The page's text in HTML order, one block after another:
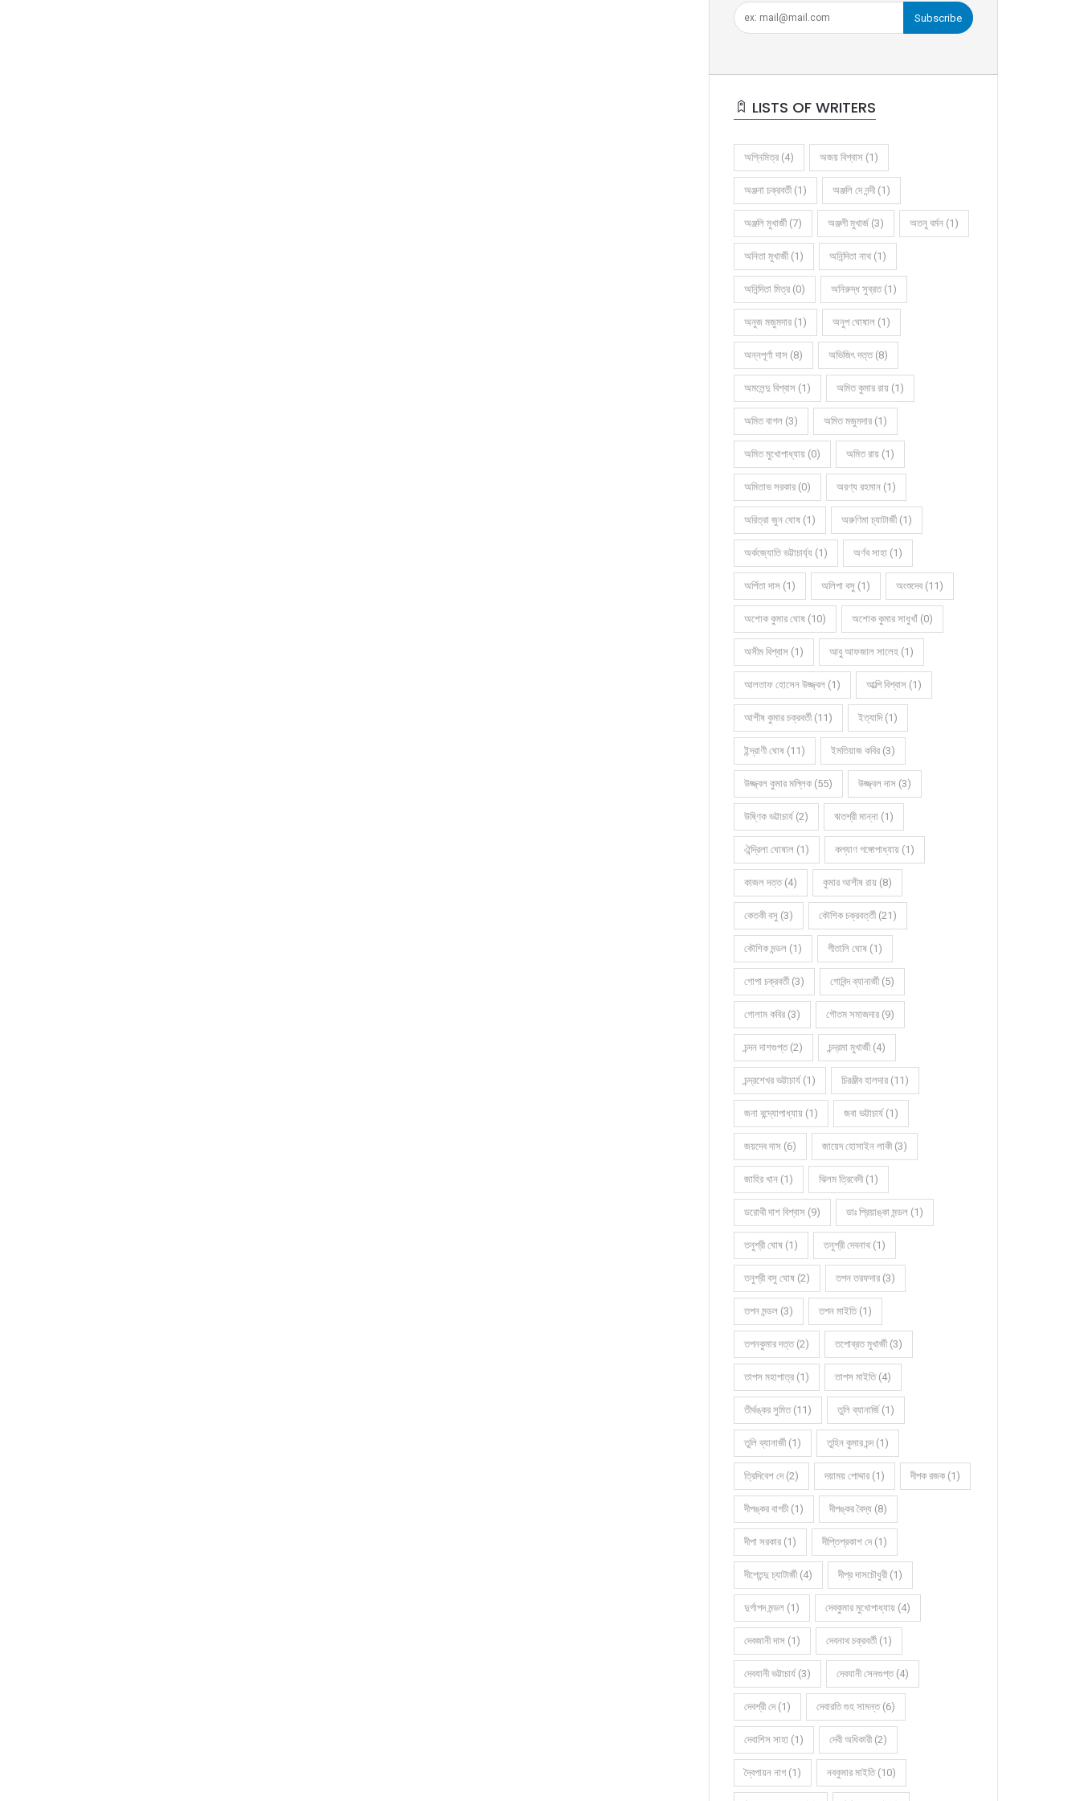
Subscribe
LISTS OF WRITERS
অগ্নিমিত্র (4) অজয় বিশ্বাস (1)
অঞ্জনা চক্রবর্তী (1) অঞ্জলি দে নন্দী (1)
অঞ্জলি মুখার্জী (7) অঞ্জলী মুখার্জ (3) অতনু বর্মন (1)
অনিতা মুখার্জী (1) অনিন্দিতা নাথ (1)
অনিন্দিতা মিত্র (0) অনিরুদ্ধ সুব্রত (1)
অনুজ মজুমদার (1) অনুপ ঘোষাল (1)
অন্নপূর্ণা দাস (8) অভিজিৎ দত্ত (8)
অমলেন্দু বিশ্বাস (1) অমিত কুমার রায় (1)
অমিত বাগল (3) অমিত মজুমদার (1)
অমিত মুখোপাধ্যায় (0) অমিত রায় (1)
অমিতাভ সরকার (0) অরণ্য রহমান (1)
অরিত্রা জুন ঘোষ (1) অরুণিমা চ্যাটার্জী (1)
অর্কজ্যোতি ভট্টাচার্য্য (1) অর্ণব সাহা (1)
অর্পিতা দাস (1) অলিপা বসু (1) অংশুদেব (11)
অশোক কুমার ঘোষ (10) অশোক কুমার সাধুখাঁ (0)
অসীম বিশ্বাস (1) আবু আফজাল সালেহ (1)
আলতাফ হোসেন উজ্জ্বল (1) আল্পি বিশ্বাস (1)
আশীষ কুমার চক্রবর্তী (11) ইত্যাদি (1)
ইন্দ্রাণী ঘোষ (11) ইমতিয়াজ কবির (3)
উজ্জ্বল কুমার মল্লিক (55) উজ্জ্বল দাস (3)
উষ্ণিক ভট্টাচার্য (2) ঋতশ্রী মান্না (1)
ঐন্দ্রিলা ঘোষাল (1) কল্যাণ গঙ্গোপাধ্যায় (1)
কাজল দত্ত (4) কুমার আশীষ রায় (8)
কেতকী বসু (3) কৌশিক চক্রবর্ত্তী (21)
কৌশিক মন্ডল (1) গীতালি ঘোষ (1)
গোপা চক্রবর্তী (3) গোবিন্দ ব্যানার্জী (5)
গোলাম কবির (3) গৌতম সমাজদার (9)
চন্দন দাশগুপ্ত (2) চন্দ্রমা মুখার্জী (4)
চন্দ্রশেখর ভট্টাচার্য (1) চিরঞ্জীব হালদার (11)
জনা বন্দ্যোপাধ্যায় (1) জবা ভট্টাচার্য (1)
জয়দেব দাস (6) জায়েদ হোসাইন লাকী (3)
জাহির খান (1) ঝিলম ত্রিবেদী (1)
ডরোথী দাশ বিশ্বাস (9) ডাঃ প্রিয়াঙ্কা মন্ডল (1)
তনুশ্রী ঘোষ (1) তনুশ্রী দেবনাথ (1)
তনুশ্রী বসু ঘোষ (2) তপন তরফদার (3)
তপন মন্ডল (3) তপন মাইতি (1)
তপনকুমার দত্ত (2) তপোব্রত মুখার্জী (3)
তাপস মহাপাত্র (1) তাপস মাইতি (4)
তীর্থঙ্কর সুমিত (11) তুলি ব্যানার্জি (1)
তুলি ব্যানার্জী (1) তুহিন কুমার চন্দ (1)
ত্রিদিবেশ দে (2) দয়াময় পোদ্দার (1) দীপক রজক (1)
দীপঙ্কর বাগচী (1) দীপঙ্কর বৈদ্য (8)
দীপা সরকার (1) দীপ্তিপ্রকাশ দে (1)
দীপ্তেন্দু চ্যাটার্জী (4) দীপ্র দাসচৌধুরী (1)
দুর্গাপদ মন্ডল (1) দেবকুমার মুখোপাধ্যায় (4)
দেবজানী দাস (1) দেবনাথ চক্রবর্তী (1)
দেবযানী ভট্টাচার্য (3) দেবযানী সেনগুপ্ত (4)
দেবশ্রী দে (1) দেবারতি গুহ সামন্ত (6)
দেবাশিস সাহা (1) দেবী অধিকারী (2)
দ্বৈপায়ন নাগ (1) নবকুমার মাইতি (10)